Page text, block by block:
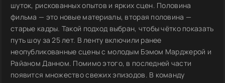
шуток, рискованных опытов и ярких сцен. Половина
фильма — это новые материалы, вторая половина —
старые кадры. Такой подход выбран, чтобы чётко показать
путь шоу за 25 лет. В ленту включили ранее
неопубликованные сцены с молодым Бэмом Марджерой и
Райаном Данном. Помимо этого, в последней части
появится множество свежих эпизодов. В команду